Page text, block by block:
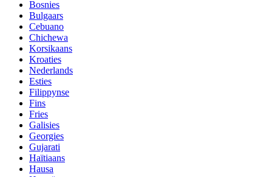
Bosnies
Bulgaars
Cebuano
Chichewa
Korsikaans
Kroaties
Nederlands
Esties
Filippynse
Fins
Fries
Galisies
Georgies
Gujarati
Haïtiaans
Hausa